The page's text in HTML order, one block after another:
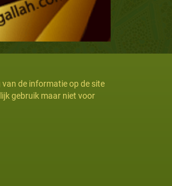
de informatie op de site
gebruik maar niet voor